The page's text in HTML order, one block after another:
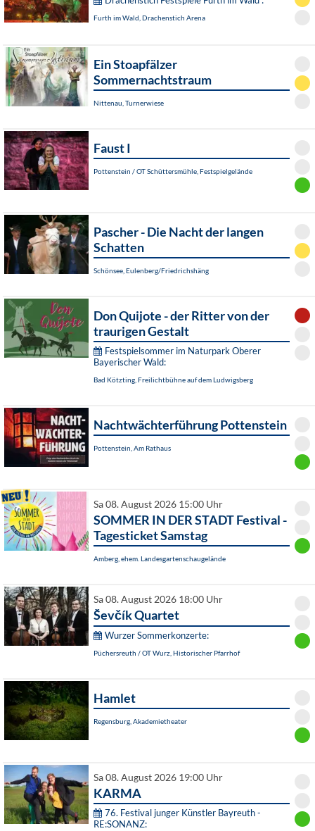
Furth im Wald, Drachenstich Arena
Ein Stoapfälzer
Sommernachtstraum
Nittenau, Turnerwiese
Faust I
Pottenstein / OT Schüttersmühle, Festspielgelände
Pascher - Die Nacht der langen
Schatten
Schönsee, Eulenberg/Friedrichshäng
Don Quijote - der Ritter von der
traurigen Gestalt
Festspielsommer im Naturpark Oberer
Bayerischer Wald:
Bad Kötzting, Freilichtbühne auf dem Ludwigsberg
Nachtwächterführung Pottenstein
Pottenstein, Am Rathaus
Sa 08. August 2026 15:00 Uhr
SOMMER IN DER STADT Festival -
Tagesticket Samstag
Amberg, ehem. Landesgartenschaugelände
Sa 08. August 2026 18:00 Uhr
Ševčík Quartet
Wurzer Sommerkonzerte:
Püchersreuth / OT Wurz, Historischer Pfarrhof
Hamlet
Regensburg, Akademietheater
Sa 08. August 2026 19:00 Uhr
KARMA
76. Festival junger Künstler Bayreuth -
RE:SONANZ: